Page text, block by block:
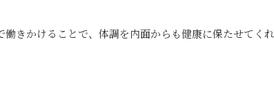
きかけることで、体調を内面からも健康に保たせてく